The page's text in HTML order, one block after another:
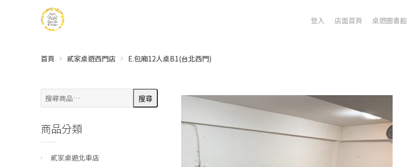
登入 店面首頁 桌遊圖書館
首頁 貳家桌遊西門店 E.包廂12人桌B1(台北西門)
搜
尋:
搜尋
商品分類
貳家桌遊北車店